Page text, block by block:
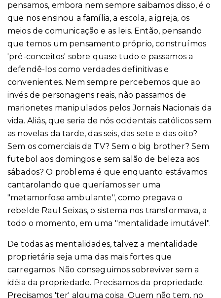
pensamos, embora nem sempre saibamos disso, é o
que nos ensinou a família, a escola, a igreja, os
meios de comunicação e as leis. Então, pensando
que temos um pensamento próprio, construímos
'pré-conceitos' sobre quase tudo e passamos a
defendê-los como verdades definitivas e
convenientes. Nem sempre percebemos que ao
invés de personagens reais, não passamos de
marionetes manipulados pelos Jornais Nacionais da
vida. Aliás, que seria de nós ocidentais católicos sem
as novelas da tarde, das seis, das sete e das oito?
Sem os comerciais da TV? Sem o big brother? Sem
futebol aos domingos e sem salão de beleza aos
sábados? O problema é que enquanto estávamos
cantarolando que queríamos ser uma
"metamorfose ambulante", como pregava o
rebelde Raul Seixas, o sistema nos transformava, a
todo o momento, em uma "mentalidade imutável".
De todas as mentalidades, talvez a mentalidade
proprietária seja uma das mais fortes que
carregamos. Não conseguimos sobreviver sem a
idéia da propriedade. Precisamos da propriedade.
Precisamos 'ter' alguma coisa. Quem não tem, no